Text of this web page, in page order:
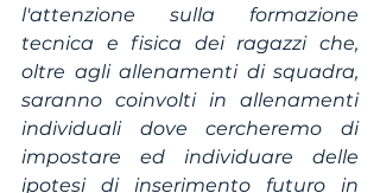
l'attenzione sulla formazione
tecnica e fisica dei ragazzi che,
oltre agli allenamenti di squadra,
saranno coinvolti in allenamenti
individuali dove cercheremo di
impostare ed individuare delle
ipotesi di inserimento futuro in